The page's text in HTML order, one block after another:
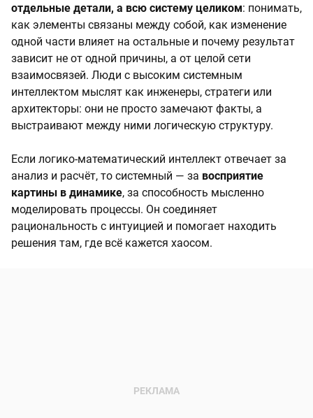
отдельные детали, а всю систему целиком: понимать,
как элементы связаны между собой, как изменение
одной части влияет на остальные и почему результат
зависит не от одной причины, а от целой сети
взаимосвязей. Люди с высоким системным
интеллектом мыслят как инженеры, стратеги или
архитекторы: они не просто замечают факты, а
выстраивают между ними логическую структуру.
Если логико-математический интеллект отвечает за
анализ и расчёт, то системный — за восприятие
картины в динамике, за способность мысленно
моделировать процессы. Он соединяет
рациональность с интуицией и помогает находить
решения там, где всё кажется хаосом.